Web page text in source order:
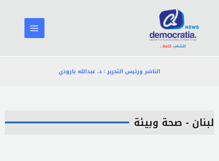
المحتوى
الناشر ورئيس التحرير : د. عبدالله بارودي
لبنان - صحة وبيئة